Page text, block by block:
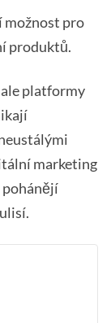
možnost pro
produktů.
platformy
marketing